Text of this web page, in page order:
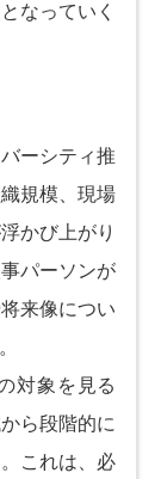
なっていく
ーシティ推
規模、現場
かび上がり
パーソンが
来像につい
対象を見る
ら段階的に
これは、必